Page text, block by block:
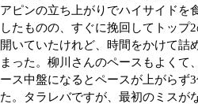
アピンの立ち上がりでハイサイドを
したものの、すぐに挽回してトップ
開いていたけれど、時間をかけて詰
まった。柳川さんのペースもよくて
ース中盤になるとペースが上がらず
た。タラレバですが、最初のミスが